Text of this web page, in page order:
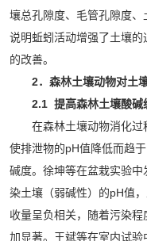
壤总孔隙度、毛管孔隙度
说明蚯蚓活动增强了土壤
的改善。
2．森林土壤动物对土
2.1 提高森林土壤酸碱
在森林土壤动物消化过
使排泄物的pH值降低而趋
碱度。徐坤等在盆栽实验
染土壤（弱碱性）的pH值
收量呈负相关，随着污染
加显著。王斌等在室内试